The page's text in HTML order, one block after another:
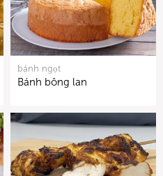
bánh ngọt
Bánh bông lan